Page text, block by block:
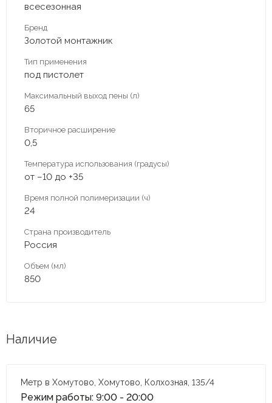
всесезонная
Бренд
Золотой монтажник
Тип применения
под пистолет
Максимальный выход пены (л)
65
Вторичное расширение
0,5
Температура использования (градусы)
от –10 до +35
Время полной полимеризации (ч)
24
Страна производитель
Россия
Объем (мл)
850
Наличие
Метр в Хомутово, Хомутово, Колхозная, 135/4
Режим работы: 9:00 - 20:00